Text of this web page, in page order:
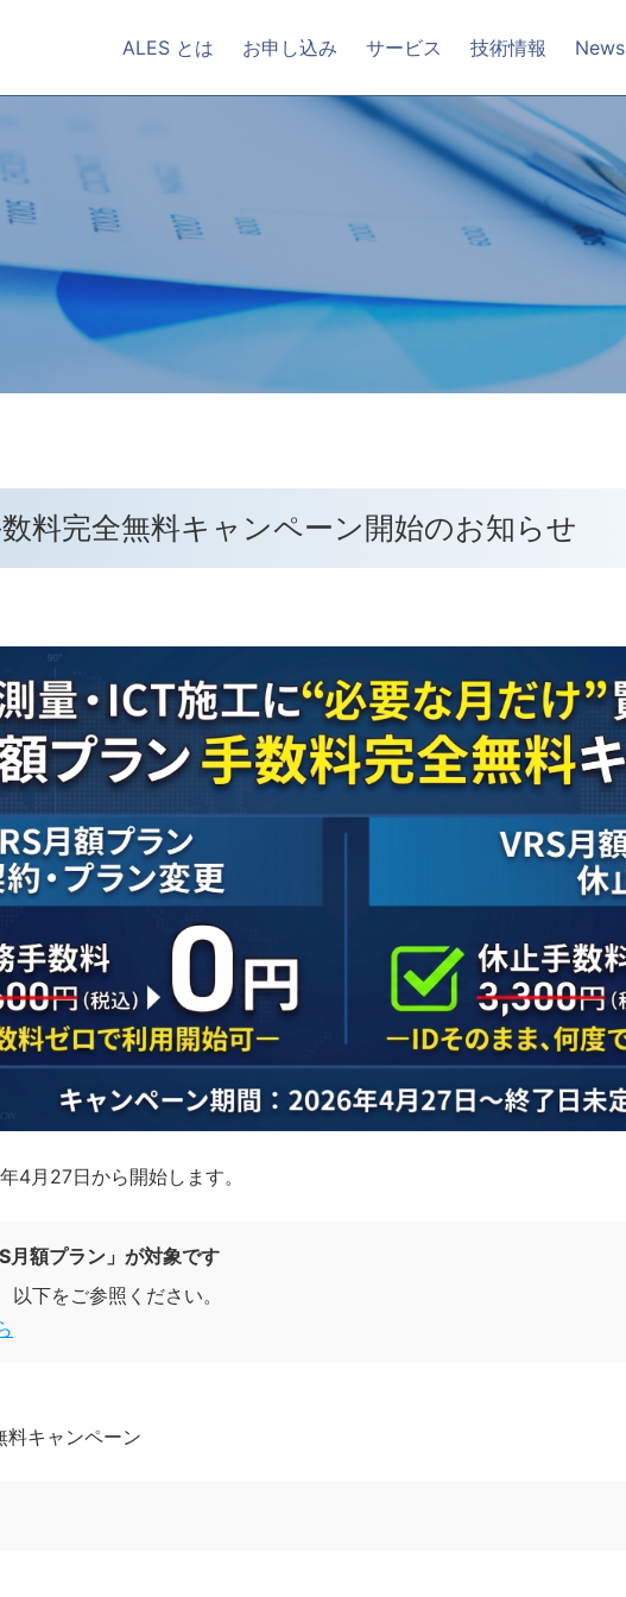
ALES とは お申し込み サービス 技術情報 News
料完全無料キャンペーン開始のお知らせ
4月27日から開始します。
月額プラン」が対象です
下をご参照ください。
料キャンペーン